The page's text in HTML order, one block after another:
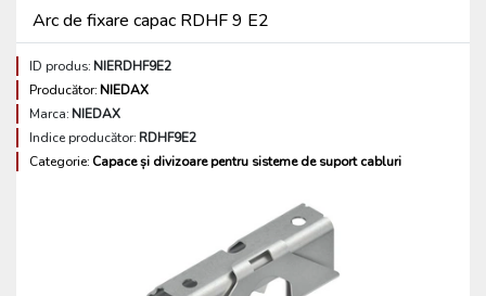
Arc de fixare capac RDHF 9 E2
ID produs:NIERDHF9E2
Producător:NIEDAX
Marca:NIEDAX
Indice producător:RDHF9E2
Categorie: Capace și divizoare pentru sisteme de suport cabluri